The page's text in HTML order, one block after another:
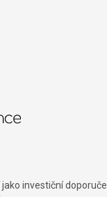
investiční